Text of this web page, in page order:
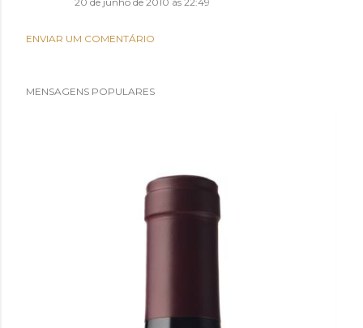
ENVIAR UM COMENTÁRIO
MENSAGENS POPULARES